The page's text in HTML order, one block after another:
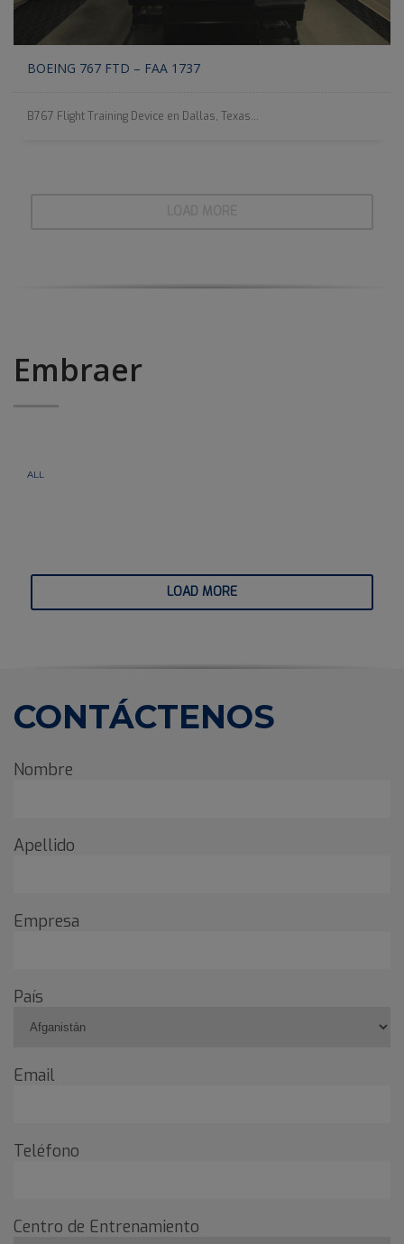
BOEING 767 FTD – FAA 1737
B767 Flight Training Device en Dallas, Texas...
Embraer
ALL
LOAD MORE
CONTÁCTENOS
Nombre
Apellido
Empresa
País
Email
Teléfono
Centro de Entrenamiento